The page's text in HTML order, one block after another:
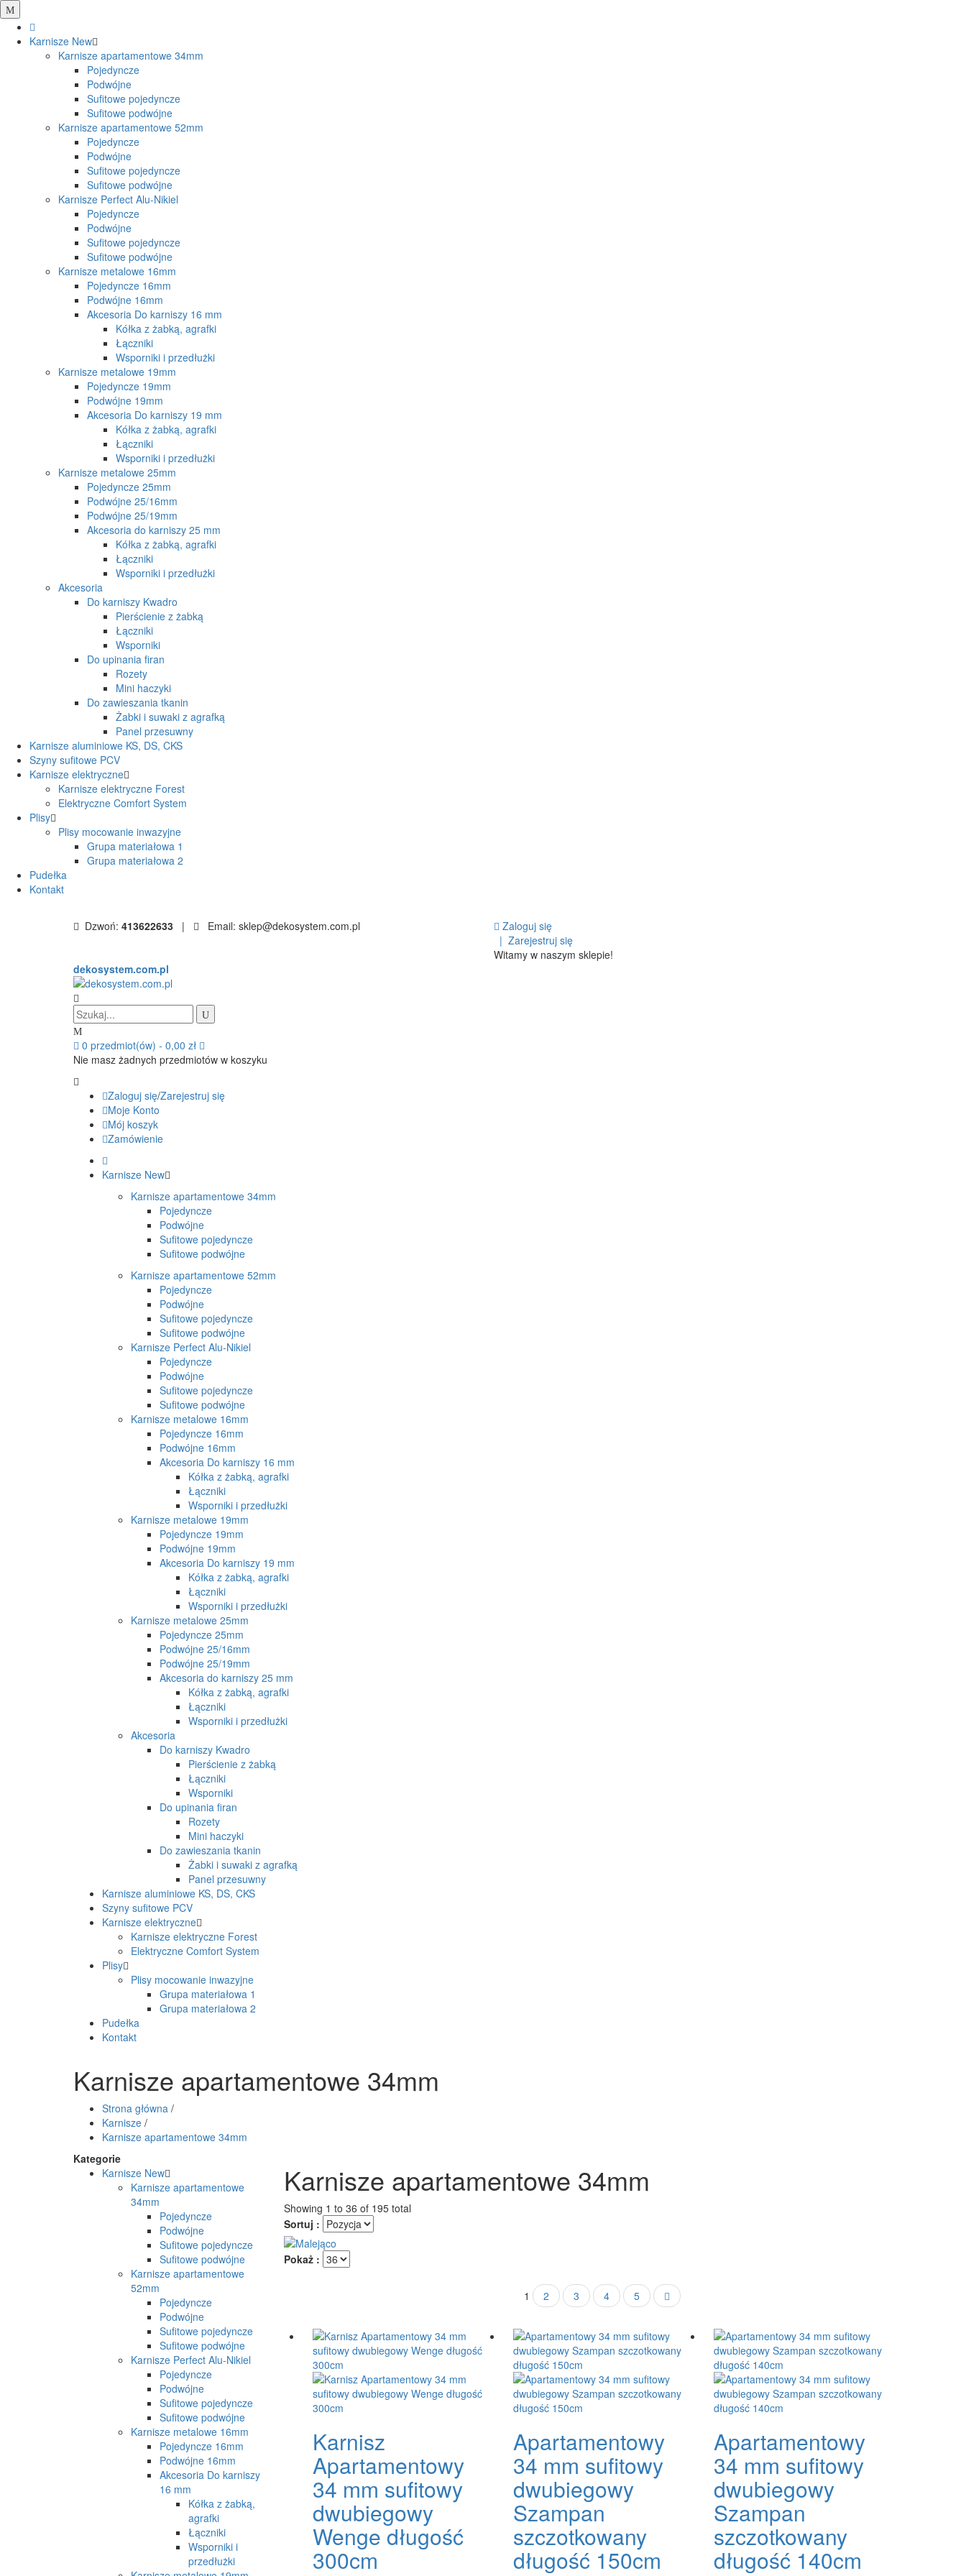
Karnisze New
Karnisze apartamentowe 34mm
Pojedyncze
Podwójne
Sufitowe pojedyncze
Sufitowe podwójne
Karnisze apartamentowe 52mm
Pojedyncze
Podwójne
Sufitowe pojedyncze
Sufitowe podwójne
Karnisze Perfect Alu-Nikiel
Pojedyncze
Podwójne
Sufitowe pojedyncze
Sufitowe podwójne
Karnisze metalowe 16mm
Pojedyncze 16mm
Podwójne 16mm
Akcesoria Do karniszy 16 mm
Kółka z żabką, agrafki
Łączniki
Wsporniki i przedłużki
Karnisze metalowe 19mm
Pojedyncze 19mm
Podwójne 19mm
Akcesoria Do karniszy 19 mm
Kółka z żabką, agrafki
Łączniki
Wsporniki i przedłużki
Karnisze metalowe 25mm
Pojedyncze 25mm
Podwójne 25/16mm
Podwójne 25/19mm
Akcesoria do karniszy 25 mm
Kółka z żabką, agrafki
Łączniki
Wsporniki i przedłużki
Akcesoria
Do karniszy Kwadro
Pierścienie z żabką
Łączniki
Wsporniki
Do upinania firan
Rozety
Mini haczyki
Do zawieszania tkanin
Żabki i suwaki z agrafką
Panel przesuwny
Karnisze aluminiowe KS, DS, CKS
Szyny sufitowe PCV
Karnisze elektryczne
Karnisze elektryczne Forest
Elektryczne Comfort System
Plisy
Plisy mocowanie inwazyjne
Grupa materiałowa 1
Grupa materiałowa 2
Pudełka
Kontakt
Dzwoń: 413622633 | Email: sklep@dekosystem.com.pl
Zaloguj się
| Zarejestruj się
Witamy w naszym sklepie!
dekosystem.com.pl
0 przedmiot(ów) - 0,00 zł
Nie masz żadnych przedmiotów w koszyku
Zaloguj się/Zarejestruj się
Moje Konto
Mój koszyk
Zamówienie
Karnisze New
Karnisze apartamentowe 34mm
Pojedyncze
Podwójne
Sufitowe pojedyncze
Sufitowe podwójne
Karnisze apartamentowe 52mm
Pojedyncze
Podwójne
Sufitowe pojedyncze
Sufitowe podwójne
Karnisze Perfect Alu-Nikiel
Pojedyncze
Podwójne
Sufitowe pojedyncze
Sufitowe podwójne
Karnisze metalowe 16mm
Pojedyncze 16mm
Podwójne 16mm
Akcesoria Do karniszy 16 mm
Kółka z żabką, agrafki
Łączniki
Wsporniki i przedłużki
Karnisze metalowe 19mm
Pojedyncze 19mm
Podwójne 19mm
Akcesoria Do karniszy 19 mm
Kółka z żabką, agrafki
Łączniki
Wsporniki i przedłużki
Karnisze metalowe 25mm
Pojedyncze 25mm
Podwójne 25/16mm
Podwójne 25/19mm
Akcesoria do karniszy 25 mm
Kółka z żabką, agrafki
Łączniki
Wsporniki i przedłużki
Akcesoria
Do karniszy Kwadro
Pierścienie z żabką
Łączniki
Wsporniki
Do upinania firan
Rozety
Mini haczyki
Do zawieszania tkanin
Żabki i suwaki z agrafką
Panel przesuwny
Karnisze aluminiowe KS, DS, CKS
Szyny sufitowe PCV
Karnisze elektryczne
Karnisze elektryczne Forest
Elektryczne Comfort System
Plisy
Plisy mocowanie inwazyjne
Grupa materiałowa 1
Grupa materiałowa 2
Pudełka
Kontakt
Karnisze apartamentowe 34mm
Strona główna /
Karnisze /
Karnisze apartamentowe 34mm
Kategorie
Karnisze New
Karnisze apartamentowe
34mm
Pojedyncze
Podwójne
Sufitowe pojedyncze
Sufitowe podwójne
Karnisze apartamentowe
52mm
Pojedyncze
Podwójne
Sufitowe pojedyncze
Sufitowe podwójne
Karnisze Perfect Alu-Nikiel
Pojedyncze
Podwójne
Sufitowe pojedyncze
Sufitowe podwójne
Karnisze metalowe 16mm
Pojedyncze 16mm
Podwójne 16mm
Akcesoria Do karniszy
16 mm
Kółka z żabką,
agrafki
Łączniki
Wsporniki i
przedłużki
Karnisze apartamentowe 34mm
Showing 1 to 36 of 195 total
Sortuj :
Pokaż :
1 2 3 4 5
Karnisz
Apartamentowy
34 mm sufitowy
dwubiegowy
Wenge długość
300cm
Apartamentowy
34 mm sufitowy
dwubiegowy
Szampan
szczotkowany
długość 150cm
Apartamentowy
34 mm sufitowy
dwubiegowy
Szampan
szczotkowany
długość 140cm